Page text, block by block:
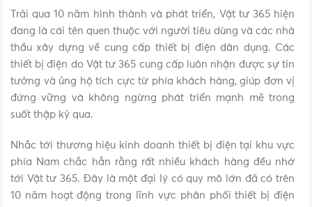
Trải qua 10 năm hình thành và phát triển, Vật tư 365 hiện
đang là cái tên quen thuộc với người tiêu dùng và các nhà
thầu xây dựng về cung cấp thiết bị điện dân dụng. Các
thiết bị điện do Vật tư 365 cung cấp luôn nhận được sự tin
tưởng và ủng hộ tích cực từ phía khách hàng, giúp đơn vị
đứng vững và không ngừng phát triển mạnh mẽ trong
suốt thập kỷ qua.
Nhắc tới thương hiệu kinh doanh thiết bị điện tại khu vực
phía Nam chắc hẳn rằng rất nhiều khách hàng đều nhớ
tới Vật tư 365. Đây là một đại lý có quy mô lớn đã có trên
10 năm hoạt động trong lĩnh vực phân phối thiết bị điện